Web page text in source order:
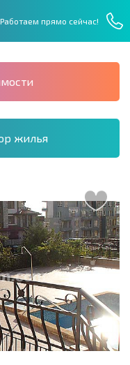
Работаем прямо сейчас!
жилья